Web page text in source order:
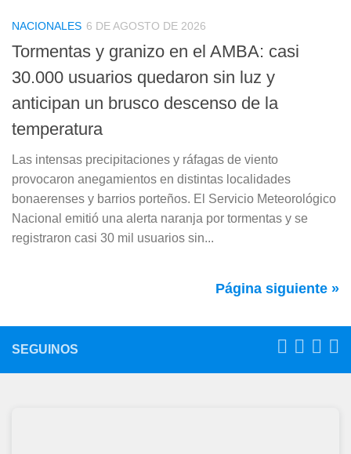
NACIONALES 6 DE AGOSTO DE 2026
Tormentas y granizo en el AMBA: casi
30.000 usuarios quedaron sin luz y
anticipan un brusco descenso de la
temperatura
Las intensas precipitaciones y ráfagas de viento
provocaron anegamientos en distintas localidades
bonaerenses y barrios porteños. El Servicio Meteorológico
Nacional emitió una alerta naranja por tormentas y se
registraron casi 30 mil usuarios sin...
Página siguiente »
SEGUINOS